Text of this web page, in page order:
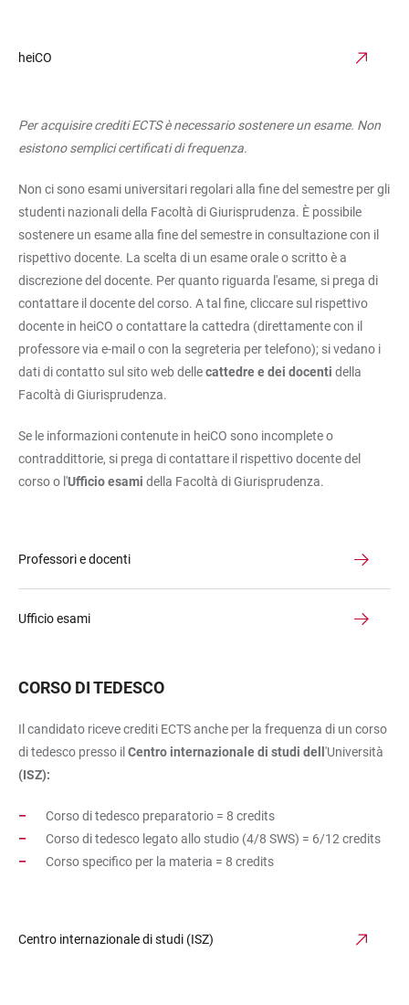
heiCO
Per acquisire crediti ECTS è necessario sostenere un esame. Non
esistono semplici certificati di frequenza.
Non ci sono esami universitari regolari alla fine del semestre per gli
studenti nazionali della Facoltà di Giurisprudenza. È possibile
sostenere un esame alla fine del semestre in consultazione con il
rispettivo docente. La scelta di un esame orale o scritto è a
discrezione del docente. Per quanto riguarda l'esame, si prega di
contattare il docente del corso. A tal fine, cliccare sul rispettivo
docente in heiCO o contattare la cattedra (direttamente con il
professore via e-mail o con la segreteria per telefono); si vedano i
dati di contatto sul sito web dellecattedre e dei docenti della
Facoltà di Giurisprudenza.
Se le informazioni contenute in heiCO sono incomplete o
contraddittorie, si prega di contattare il rispettivo docente del
corso o l'Ufficio esami della Facoltà di Giurisprudenza.
Professori e docenti
Ufficio esami
CORSO DI TEDESCO
Il candidato riceve crediti ECTS anche per la frequenza di un corso
di tedesco presso il Centro internazionale di studi dell 'Università
(ISZ):
Corso di tedesco preparatorio = 8 credits
Corso di tedesco legato allo studio (4/8 SWS) = 6/12 credits
Corso specifico per la materia = 8 credits
Centro internazionale di studi (ISZ)